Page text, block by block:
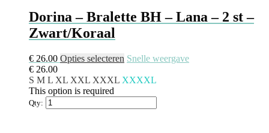
Dorina – Bralette BH – Lana – 2 st –
Zwart/Koraal
€ 26.00 Opties selecteren Snelle weergave
€ 26.00
S M L XL XXL XXXL XXXXL
This option is required
Qty: